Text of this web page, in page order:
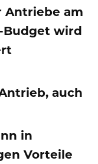
am
wird
auch
in
Vorteile